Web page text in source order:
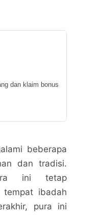
dan klaim bonus
beberapa
dan tradisi.
ini tetap
tempat ibadah
pura ini